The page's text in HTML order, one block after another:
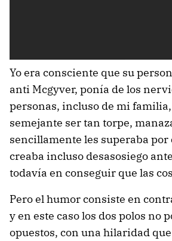
Yo era consciente que su
anti Mcgyver, ponía de los
personas, incluso de mi familia,
semejante ser tan torpe,
sencillamente les superaba por
creaba incluso desasosiego
todavía en conseguir que las
Pero el humor consiste en
y en este caso los dos polos no
opuestos, con una hilaridad que